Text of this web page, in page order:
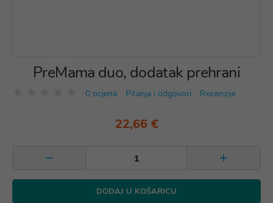
PreMama duo, dodatak prehrani
0 ocjena Pitanja i odgovori Recenzije
22,66 €
DODAJ U KOŠARICU